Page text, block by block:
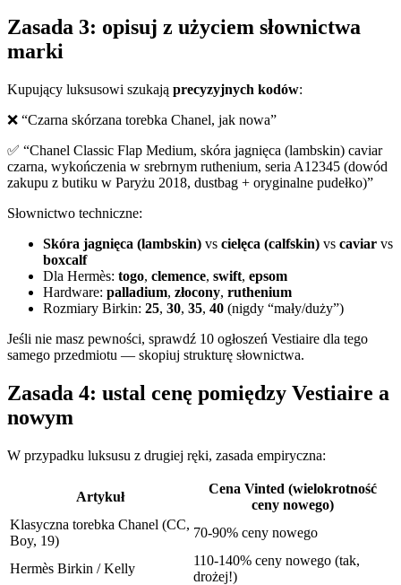
Zasada 3: opisuj z użyciem słownictwa
marki
Kupujący luksusowi szukają precyzyjnych kodów:
❌ “Czarna skórzana torebka Chanel, jak nowa”
✅ “Chanel Classic Flap Medium, skóra jagnięca (lambskin) caviar
czarna, wykończenia w srebrnym ruthenium, seria A12345 (dowód
zakupu z butiku w Paryżu 2018, dustbag + oryginalne pudełko)”
Słownictwo techniczne:
Skóra jagnięca (lambskin) vs cielęca (calfskin) vs caviar vs
boxcalf
Dla Hermès: togo, clemence, swift, epsom
Hardware: palladium, złocony, ruthenium
Rozmiary Birkin: 25, 30, 35, 40 (nigdy “mały/duży”)
Jeśli nie masz pewności, sprawdź 10 ogłoszeń Vestiaire dla tego
samego przedmiotu — skopiuj strukturę słownictwa.
Zasada 4: ustal cenę pomiędzy Vestiaire a
nowym
W przypadku luksusu z drugiej ręki, zasada empiryczna:
Artykuł
Cena Vinted (wielokrotność
ceny nowego)
Klasyczna torebka Chanel (CC,
Boy, 19)
70-90% ceny nowego
Hermès Birkin / Kelly
110-140% ceny nowego (tak,
drożej!)